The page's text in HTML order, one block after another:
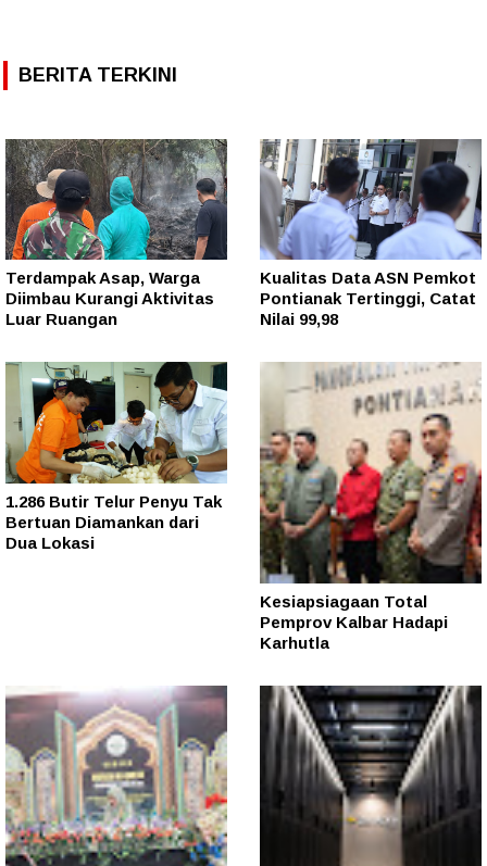
BERITA TERKINI
Terdampak Asap, Warga
Diimbau Kurangi Aktivitas
Luar Ruangan
Kualitas Data ASN Pemkot
Pontianak Tertinggi, Catat
Nilai 99,98
1.286 Butir Telur Penyu Tak
Bertuan Diamankan dari
Dua Lokasi
Kesiapsiagaan Total
Pemprov Kalbar Hadapi
Karhutla